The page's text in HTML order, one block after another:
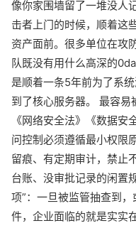
像你家围墙留了一堆没人
击者上门的时候，顺着这
资产面前。很多单位在攻
队既没有用什么高深的
是顺着一条5年前为了系
到了核心服务器。 最容易
《网络安全法》《数据
问控制必须遵循最小权限
留痕、有定期审计，禁止
台账、没审批记录的闲置
项”：一旦被监管抽查到
件，企业面临的就是实实